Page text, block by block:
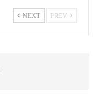
NEXT